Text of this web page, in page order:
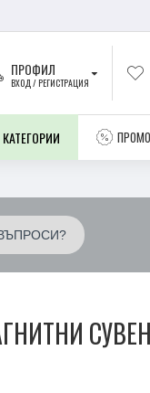
ПРОФИЛ
ВХОД / РЕГИСТРАЦИЯ